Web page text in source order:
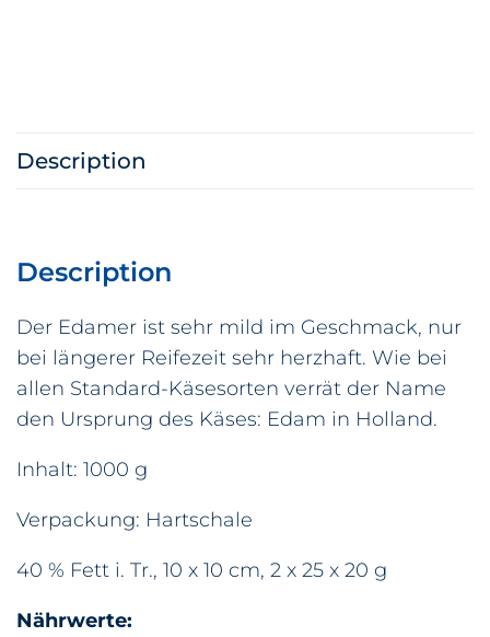
Description
Description
Der Edamer ist sehr mild im Geschmack, nur
bei längerer Reifezeit sehr herzhaft. Wie bei
allen Standard-Käsesorten verrät der Name
den Ursprung des Käses: Edam in Holland.
Inhalt: 1000 g
Verpackung: Hartschale
40 % Fett i. Tr., 10 x 10 cm, 2 x 25 x 20 g
Nährwerte: